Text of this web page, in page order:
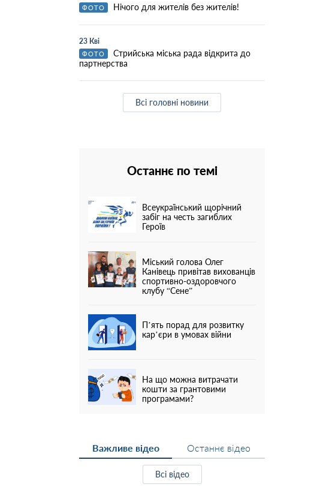
ФОТО Нічого для жителів без жителів!
23 Кві
ФОТО
Стрийська міська рада відкрита до
партнерства
Всі головні новини
Останнє по темі
Всеукраїнський щорічний
забіг на честь загиблих
Героїв
Міський голова Олег
Канівець привітав вихованців
спортивно-оздоровчого
клубу “Сене”
П’ять порад для розвитку
кар’єри в умовах війни
На що можна витрачати
кошти за грантовими
програмами?
Важливе відео Останнє відео
Всі відео